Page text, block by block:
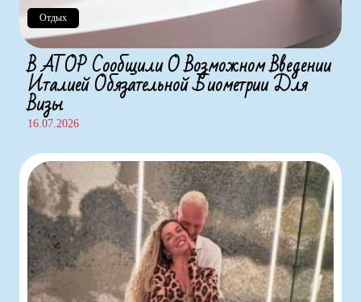
Отдых
В АТОР Сообщили О Возможном Введении
Италией Обязательной Биометрии Для
Визы
16.07.2026